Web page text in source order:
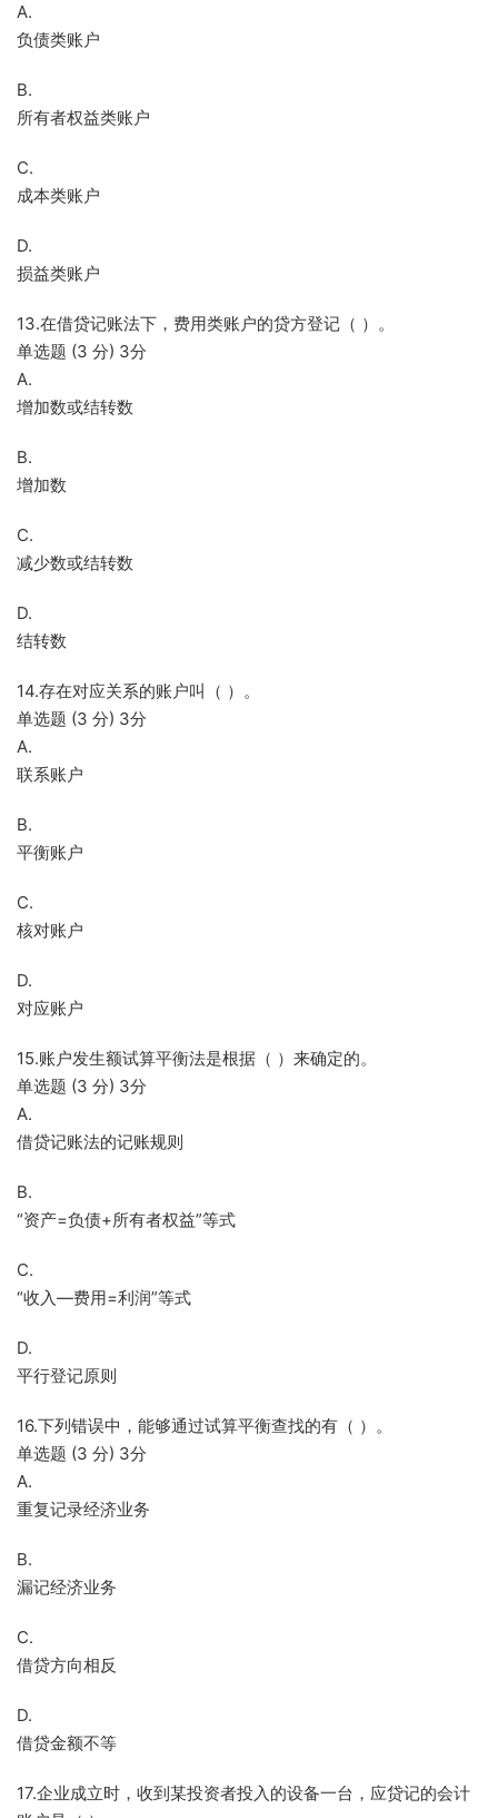
A.
负债类账户
B.
所有者权益类账户
C.
成本类账户
D.
损益类账户
13.在借贷记账法下，费用类账户的贷方登记（ ）。
单选题 (3 分) 3分
A.
增加数或结转数
B.
增加数
C.
减少数或结转数
D.
结转数
14.存在对应关系的账户叫（ ）。
单选题 (3 分) 3分
A.
联系账户
B.
平衡账户
C.
核对账户
D.
对应账户
15.账户发生额试算平衡法是根据（ ）来确定的。
单选题 (3 分) 3分
A.
借贷记账法的记账规则
B.
“资产=负债+所有者权益”等式
C.
“收入—费用=利润”等式
D.
平行登记原则
16.下列错误中，能够通过试算平衡查找的有（ ）。
单选题 (3 分) 3分
A.
重复记录经济业务
B.
漏记经济业务
C.
借贷方向相反
D.
借贷金额不等
17.企业成立时，收到某投资者投入的设备一台，应贷记的会计